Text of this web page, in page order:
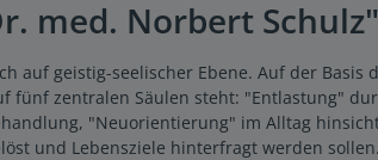
med. Norbert Schulz"
geistig-seelischer Ebene. Auf der Basis
zentralen Säulen steht: "Entlastung"
"Neuorientierung" im Alltag
und Lebensziele hinterfragt werden